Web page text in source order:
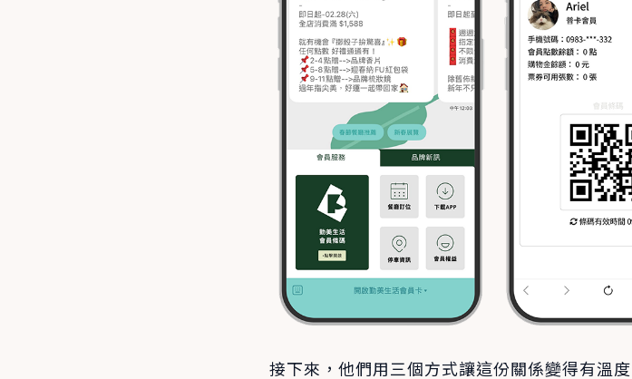
接下來，他們用三個方式讓這份關係變得有溫度